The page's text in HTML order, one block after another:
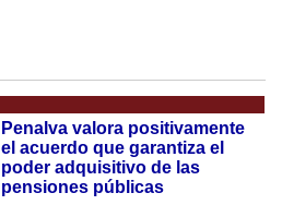
Penalva valora positivamente
el acuerdo que garantiza el
poder adquisitivo de las
pensiones públicas